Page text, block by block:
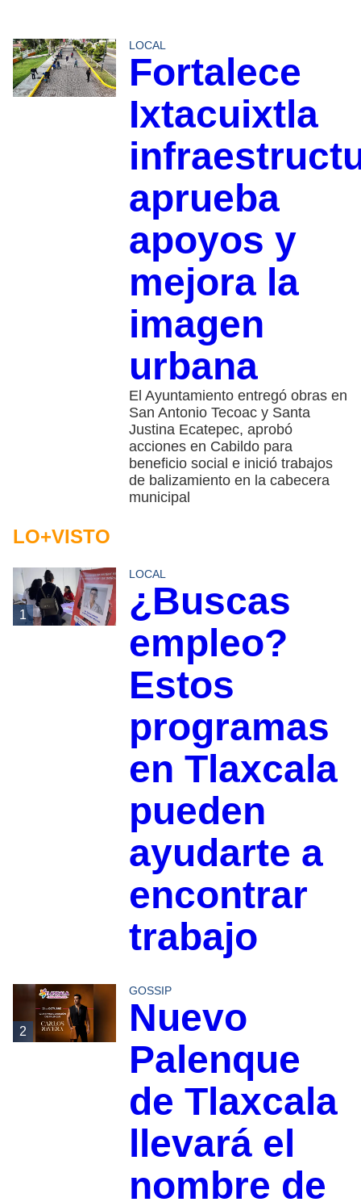
LOCAL
Fortalece
Ixtacuixtla
aprueba
apoyos y
mejora la
imagen
urbana
El Ayuntamiento entregó obras en
San Antonio Tecoac y Santa
Justina Ecatepec, aprobó
acciones en Cabildo para
beneficio social e inició trabajos
de balizamiento en la cabecera
municipal
LO+VISTO
1
LOCAL
¿Buscas
empleo?
Estos
programas
en Tlaxcala
pueden
ayudarte a
encontrar
trabajo
2
GOSSIP
Nuevo
Palenque
de Tlaxcala
llevará el
nombre de